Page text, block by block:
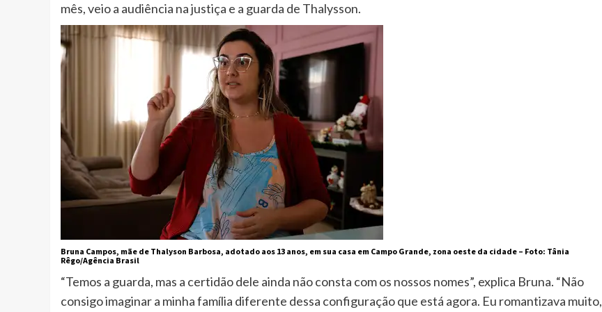
mês, veio a audiência na justiça e a guarda de Thalysson.
Bruna Campos, mãe de Thalyson Barbosa, adotado aos 13 anos, em sua casa em Campo Grande, zona oeste da cidade – Foto: Tânia
Rêgo/Agência Brasil
“Temos a guarda, mas a certidão dele ainda não consta com os nossos nomes”, explica Bruna. “Não
consigo imaginar a minha família diferente dessa configuração que está agora. Eu romantizava muito,